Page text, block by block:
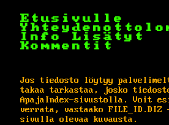
Etusivulle
Info
Lisätyt
Kommentit
Jos tiedosto löytyy
takaa tarkastaa, josko
ApajaIndex-sivustolla. Voit
verrata, vastaako
sivulla olevaa kuvausta.